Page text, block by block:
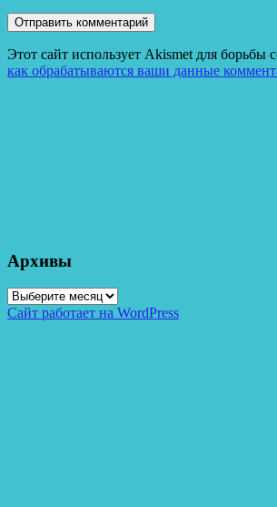
Этот сайт использует Akismet для борьбы
как обрабатываются ваши данные
Архивы
Архивы
Сайт работает на WordPress